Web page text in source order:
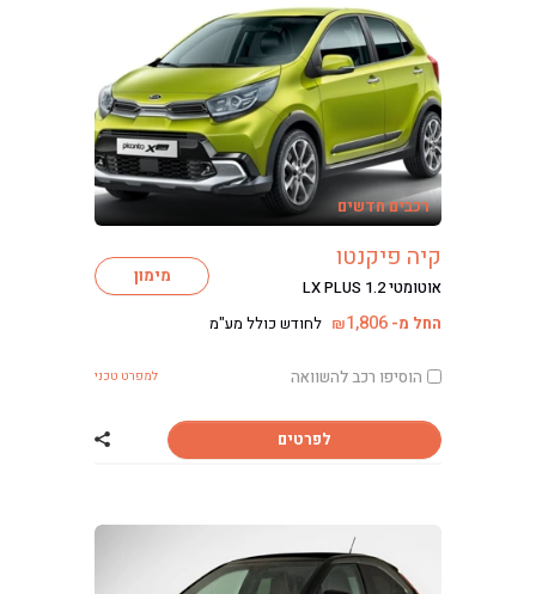
רכבים חדשים
קיה פיקנטו
אוטומטי LX PLUS 1.2 מימון
החל מ- ₪1,806 לחודש כולל מע"מ
הוסיפו רכב להשוואה למפרט טכני
לפרטים שתף רכב קיה